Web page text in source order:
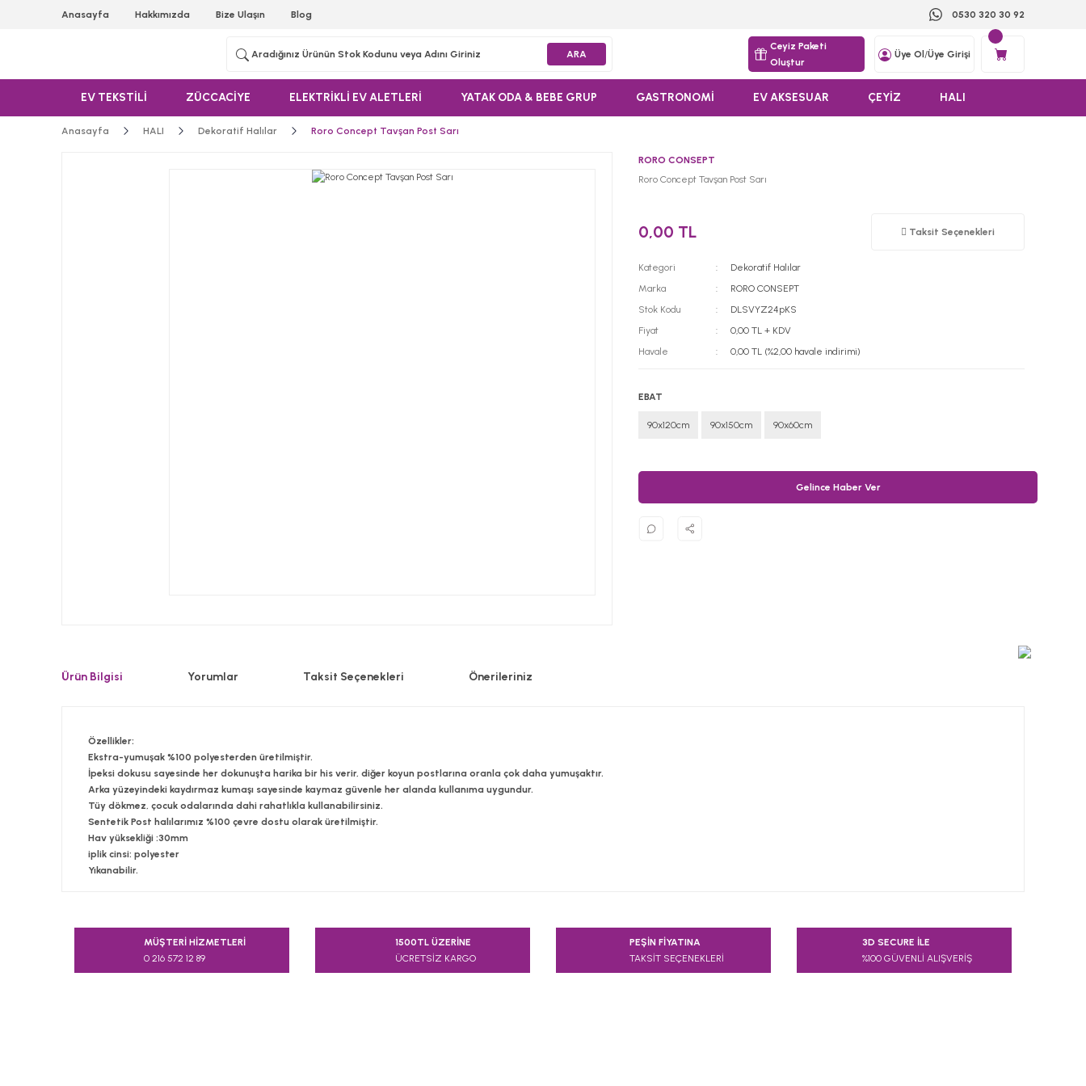
Anasayfa Hakkımızda Bize Ulaşın Blog 0530 320 30 92
ARA
Ceyiz Paketi
Oluştur
Üye Ol /Üye Girişi
EV TEKSTİLİ ZÜCCACİYE ELEKTRİKLİ EV ALETLERİ YATAK ODA & BEBE GRUP GASTRONOMİ EV AKSESUAR ÇEYİZ HALI
Anasayfa HALI Dekoratif Halılar Roro Concept Tavşan Post Sarı
RORO CONSEPT
Roro Concept Tavşan Post Sarı
0,00 TL Taksit Seçenekleri
Kategori
Dekoratif Halılar
Marka
RORO CONSEPT
Stok Kodu
DLSVYZ24pKS
Fiyat
0,00 TL + KDV
Havale
0,00 TL (%2,00 havale indirimi)
EBAT
90x120cm 90x150cm 90x60cm
Gelince Haber Ver
Ürün Bilgisi Yorumlar Taksit Seçenekleri Önerileriniz
Özellikler:
Ekstra-yumuşak %100 polyesterden üretilmiştir.
İpeksi dokusu sayesinde her dokunuşta harika bir his verir, diğer koyun postlarına oranla çok daha yumuşaktır.
Arka yüzeyindeki kaydırmaz kumaşı sayesinde kaymaz güvenle her alanda kullanıma uygundur.
Tüy dökmez, çocuk odalarında dahi rahatlıkla kullanabilirsiniz.
Sentetik Post halılarımız %100 çevre dostu olarak üretilmiştir.
Hav yüksekliği :30mm
iplik cinsi: polyester
Yıkanabilir.
Bu ürünün fiyat bilgisi, resim, ürün açıklamalarında ve diğer konularda yetersiz gördüğünüz noktaları öneri formunu kullanarak tarafımıza iletebilirsiniz.
Görüş ve önerileriniz için teşekkür ederiz.
MÜŞTERİ HİZMETLERİ
0 216 572 12 89
1500TL ÜZERİNE
ÜCRETSİZ KARGO
PEŞİN FİYATINA
TAKSİT SEÇENEKLERİ
3D SECURE İLE
%100 GÜVENLİ ALIŞVERİŞ